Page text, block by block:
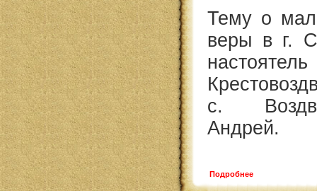
Тему о
веры в г.
настоятель
с.
Андрей.
Подробнее